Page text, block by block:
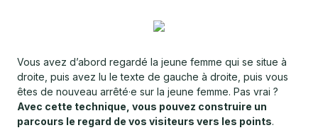
Vous avez d’abord regardé la jeune femme qui se situe à
droite, puis avez lu le texte de gauche à droite, puis vous
êtes de nouveau arrêté·e sur la jeune femme. Pas vrai ?
Avec cette technique, vous pouvez construire un
parcours le regard de vos visiteurs vers les points.